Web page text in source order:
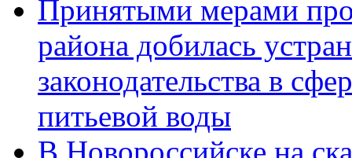
Принятыми мерами
района добилась
законодательства в
питьевой воды